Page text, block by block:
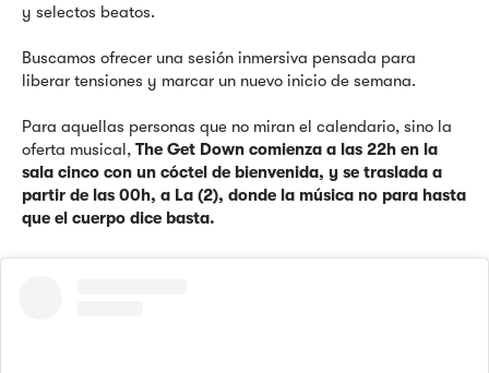
y selectos beatos.
Buscamos ofrecer una sesión inmersiva pensada para
liberar tensiones y marcar un nuevo inicio de semana.
Para aquellas personas que no miran el calendario, sino la
oferta musical, The Get Down comienza a las 22h en la
sala cinco con un cóctel de bienvenida, y se traslada a
partir de las 00h, a La (2), donde la música no para hasta
que el cuerpo dice basta.